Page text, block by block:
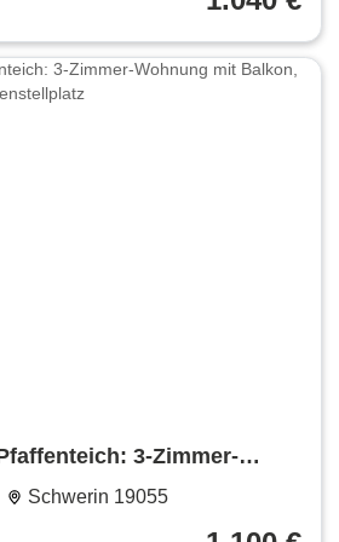
3-Zimmer-
Fahrstuhl und
Schwerin 19055